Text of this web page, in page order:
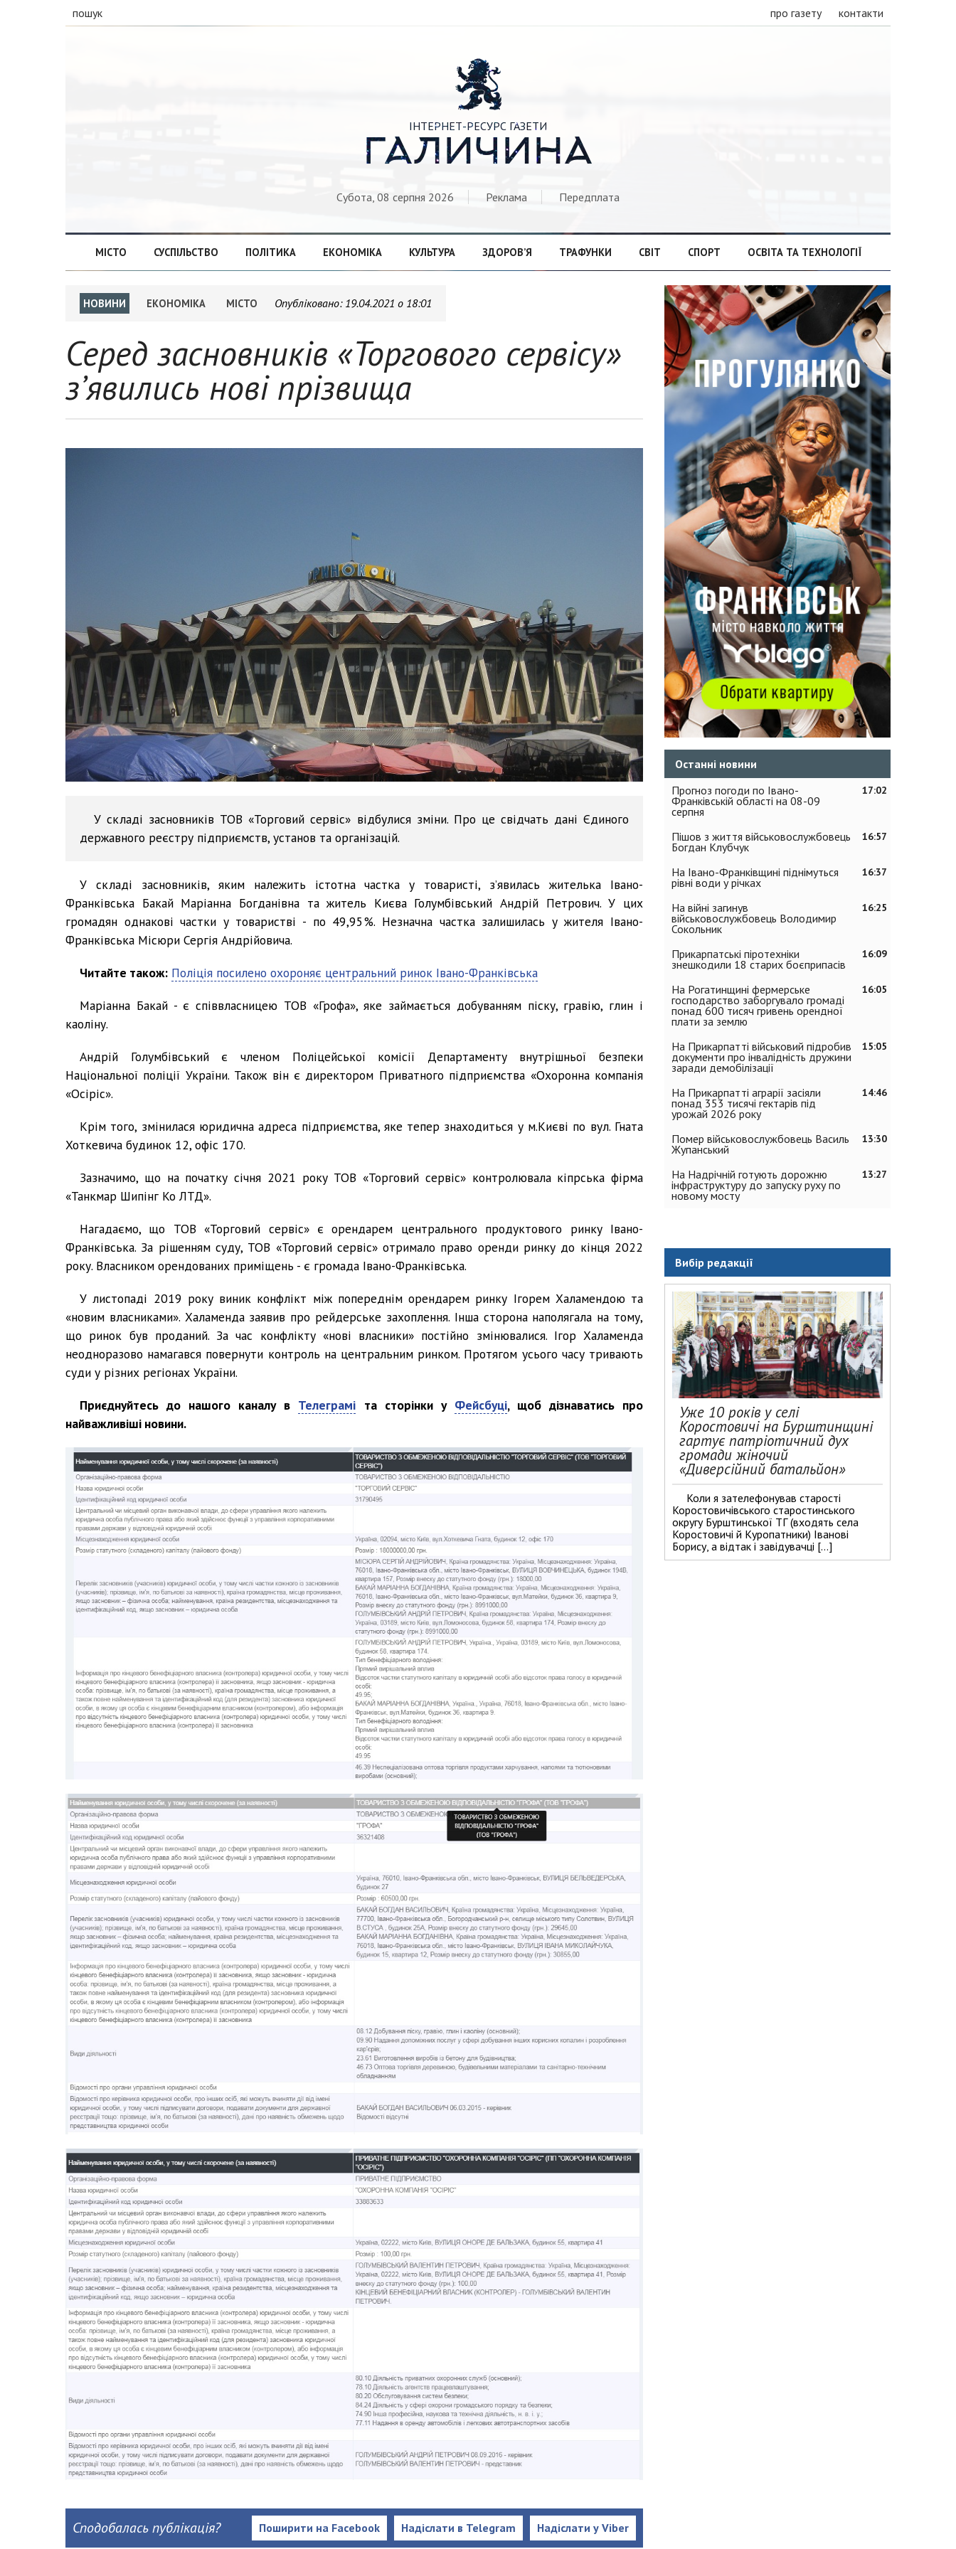
пошук про газету контакти

ІНТЕРНЕТ-РЕСУРС ГАЗЕТИ
ГАЛИЧИНА
Субота, 08 серпня 2026 Реклама Передплата
МІСТО СУСПІЛЬСТВО ПОЛІТИКА ЕКОНОМІКА КУЛЬТУРА ЗДОРОВ’Я ТРАФУНКИ СВІТ СПОРТ ОСВІТА ТА ТЕХНОЛОГІЇ
НОВИНИ ЕКОНОМІКА МІСТО Опубліковано: 19.04.2021 о 18:01
Серед засновників «Торгового сервісу»
з’явились нові прізвища
У складі засновників ТОВ «Торговий сервіс» відбулися зміни. Про це свідчать дані Єдиного
державного реєстру підприємств, установ та організацій.
У складі засновників, яким належить істотна частка у товаристі, з’явилась жителька Івано-
Франківська Бакай Маріанна Богданівна та житель Києва Голумбівський Андрій Петрович. У цих
громадян однакові частки у товаристві - по 49,95%. Незначна частка залишилась у жителя Івано-
Франківська Місюри Сергія Андрійовича.
Читайте також: Поліція посилено охороняє центральний ринок Івано-Франківська
Маріанна Бакай - є співвласницею ТОВ «Грофа», яке займається добуванням піску, гравію, глин і
каоліну.
Андрій Голумбівський є членом Поліцейської комісії Департаменту внутрішньої безпеки
Національної поліції України. Також він є директором Приватного підприємства «Охоронна компанія
«Осіріс».
Крім того, змінилася юридична адреса підприємства, яке тепер знаходиться у м.Києві по вул. Гната
Хоткевича будинок 12, офіс 170.
Зазначимо, що на початку січня 2021 року ТОВ «Торговий сервіс» контролювала кіпрська фірма
«Танкмар Шипінг Ко ЛТД».
Нагадаємо, що ТОВ «Торговий сервіс» є орендарем центрального продуктового ринку Івано-
Франківська. За рішенням суду, ТОВ «Торговий сервіс» отримало право оренди ринку до кінця 2022
року. Власником орендованих приміщень - є громада Івано-Франківська.
У листопаді 2019 року виник конфлікт між попереднім орендарем ринку Ігорем Халамендою та
«новим власниками». Халаменда заявив про рейдерське захоплення. Інша сторона наполягала на тому,
що ринок був проданий. За час конфлікту «нові власники» постійно змінювалися. Ігор Халаменда
неодноразово намагався повернути контроль на центральним ринком. Протягом усього часу тривають
суди у різних регіонах України.
Приєднуйтесь до нашого каналу в Телеграмі та сторінки у Фейсбуці, щоб дізнаватись про
найважливіші новини.
Сподобалась публікація? Надіслати у Viber
Надіслати в Telegram
Поширити на Facebook
Останні новини
17:02
Прогноз погоди по Івано-
Франківській області на 08-09
серпня
16:57
Пішов з життя військовослужбовець
Богдан Клубчук
16:37
На Івано-Франківщині піднімуться
рівні води у річках
16:25
На війні загинув
військовослужбовець Володимир
Сокольник
16:09
Прикарпатські піротехніки
знешкодили 18 старих боєприпасів
16:05
На Рогатинщині фермерське
господарство заборгувало громаді
понад 600 тисяч гривень орендної
плати за землю
15:05
На Прикарпатті військовий підробив
документи про інвалідність дружини
заради демобілізації
14:46
На Прикарпатті аграрії засіяли
понад 353 тисячі гектарів під
урожай 2026 року
13:30
Помер військовослужбовець Василь
Жупанський
13:27
На Надрічній готують дорожню
інфраструктуру до запуску руху по
новому мосту
Вибір редакції
Уже 10 років у селі
Коростовичі на Бурштинщині
гартує патріотичний дух
громади жіночий
«Диверсійний батальйон»
Коли я зателефонував старості
Коростовичівського старостинського
округу Бурштинської ТГ (входять села
Коростовичі й Куропатники) Іванові
Борису, а відтак і завідувачці […]